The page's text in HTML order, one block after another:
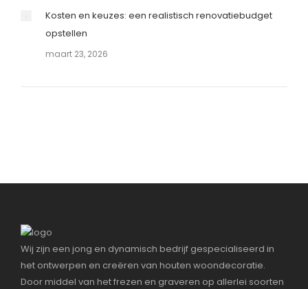
Kosten en keuzes: een realistisch renovatiebudget
opstellen
maart 23, 2026
Wij zijn een jong en dynamisch bedrijf gespecialiseerd in
het ontwerpen en creëren van houten woondecoratie.
Door middel van het frezen en graveren op allerlei soorten